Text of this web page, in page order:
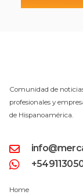
Comunidad de
profesionales y
de Hispanoamérica.
Home